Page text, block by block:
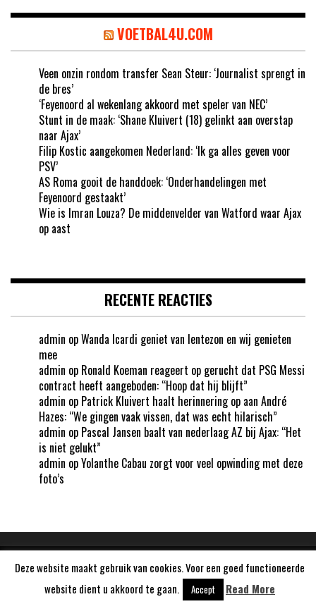
VOETBAL4U.COM
Veen onzin rondom transfer Sean Steur: ‘Journalist sprengt in
de bres’
‘Feyenoord al wekenlang akkoord met speler van NEC’
Stunt in de maak: ‘Shane Kluivert (18) gelinkt aan overstap
naar Ajax’
Filip Kostic aangekomen Nederland: ‘Ik ga alles geven voor
PSV’
AS Roma gooit de handdoek: ‘Onderhandelingen met
Feyenoord gestaakt’
Wie is Imran Louza? De middenvelder van Watford waar Ajax
op aast
RECENTE REACTIES
admin opWanda Icardi geniet van lentezon en wij genieten
mee
admin op Ronald Koeman reageert op gerucht dat PSG Messi
contract heeft aangeboden: “Hoop dat hij blijft”
admin op Patrick Kluivert haalt herinnering op aan André
Hazes: “We gingen vaak vissen, dat was echt hilarisch”
admin op Pascal Jansen baalt van nederlaag AZ bij Ajax: “Het
is niet gelukt”
admin opYolanthe Cabau zorgt voor veel opwinding met deze
foto’s
Aangedreven doorWordPress
Deze website maakt gebruik van cookies. Voor een goed functioneerde
website dient u akkoord te gaan.
Accept Read More